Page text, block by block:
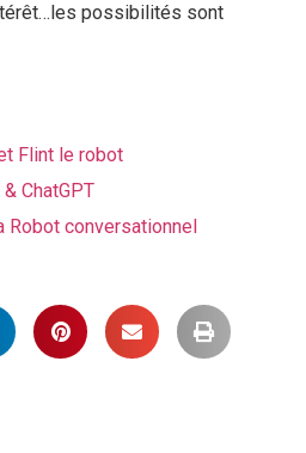
possibilités sont
Flint le robot
ChatGPT
Robot conversationnel